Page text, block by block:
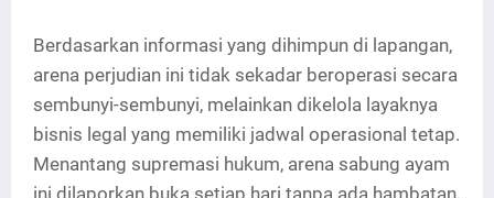
Berdasarkan informasi yang dihimpun di lapangan,
arena perjudian ini tidak sekadar beroperasi secara
sembunyi-sembunyi, melainkan dikelola layaknya
bisnis legal yang memiliki jadwal operasional tetap.
Menantang supremasi hukum, arena sabung ayam